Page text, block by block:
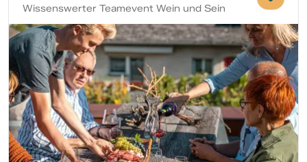
Wissenswerter Teamevent Wein und Sein